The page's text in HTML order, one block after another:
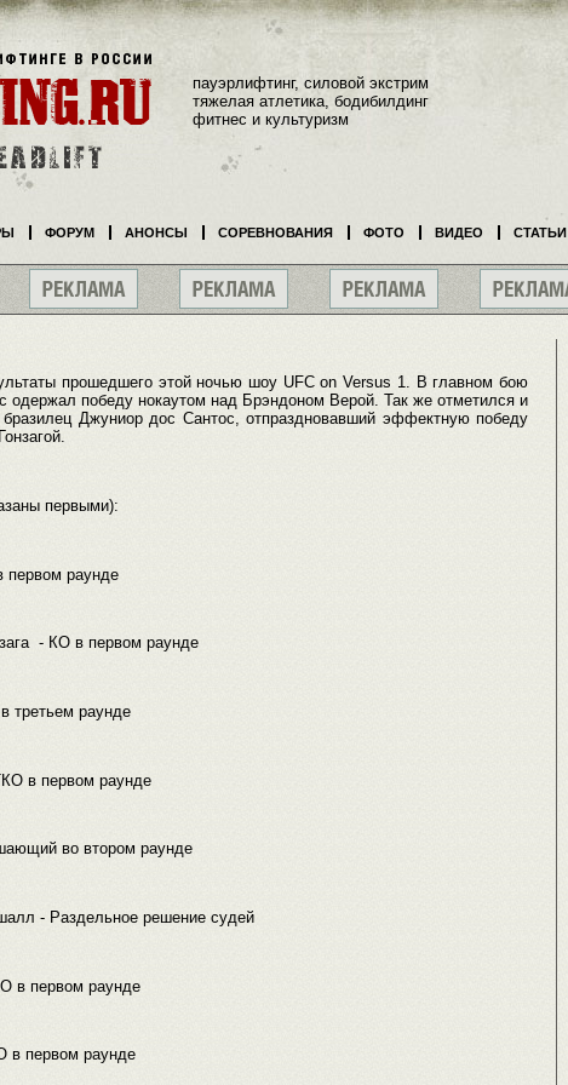
прошедшего этой ночью шоу UFC on Versus 1. В главном бою
одержал победу нокаутом над Брэндоном Верой. Так же отметился и
Джуниор дос Сантос, отпраздновавший эффектную победу
первыми):
раунде
- КО в первом раунде
третьем раунде
в первом раунде
во втором раунде
- Раздельное решение судей
в первом раунде
в первом раунде
пауэрлифтинг, силовой экстрим
тяжелая атлетика, бодибилдинг
фитнес и культуризм
ФОРУМ АНОНСЫ СОРЕВНОВАНИЯ ФОТО ВИДЕО СТАТЬИ